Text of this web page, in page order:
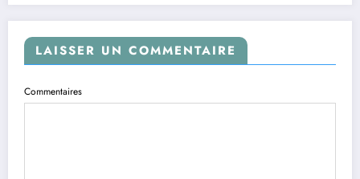
LAISSER UN COMMENTAIRE
Commentaires